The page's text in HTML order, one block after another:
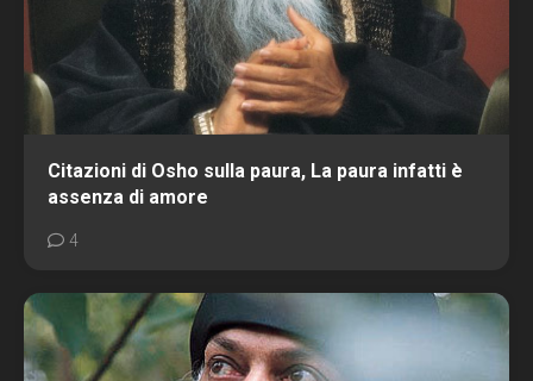
Citazioni di Osho sulla paura, La paura infatti è
assenza di amore
4